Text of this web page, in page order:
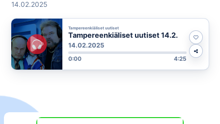
14.02.2025
Tampereenkiäliset uutiset
Tampereenkiäliset uutiset 14.2.
14.02.2025
0:00 4:25